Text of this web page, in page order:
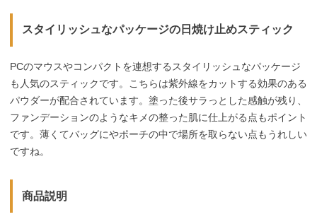
スタイリッシュなパッケージの日焼け止めスティック
PCのマウスやコンパクトを連想するスタイリッシュなパッケージ
も人気のスティックです。こちらは紫外線をカットする効果のある
パウダーが配合されています。塗った後サラっとした感触が残り、
ファンデーションのようなキメの整った肌に仕上がる点もポイント
です。薄くてバッグにやポーチの中で場所を取らない点もうれしい
ですね。
商品説明